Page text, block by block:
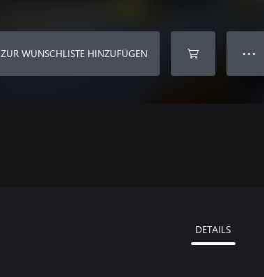
ZUR WUNSCHLISTE HINZUFÜGEN ● ● ●
DETAILS